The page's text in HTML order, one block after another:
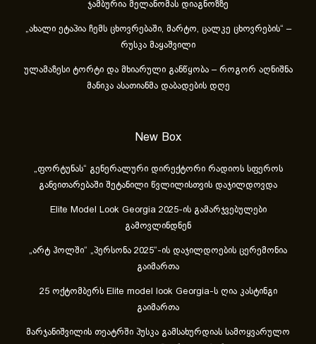
ჯამბურია მელანომას დიაგნოზზე
„ახა­ლი ეტა­პია ჩემს ცხოვ­რე­ბა­ში, მარ­ტო, ცალ­კე ცხოვ­რე­ბის“ –
რუსკა მაყაშვილი
ულამაზესი ტორტი და მხიარული განწყობა – როგორ აღნიშნა
მანიკა ასათიანმა დაბადების დღე
New Box
„ფორტუნას“ გენერალური დირექტორი რადიოს სფეროს
განვითარებაში შეტანილი წვლილისთვის დაჯილდოვდა
Elite Model Look Georgia 2025-ის გამარჯვებულები
გამოვლინდნენ
„არტ ჰოლში“ „პერსონა 2025“-ის დაჯილდოების ცერემონია
გაიმართა
25 ოქტომბერს Elite model look Georgia-ს ღია კასტინგი
გაიმართა
მარჯანიშვილის თეატრში პუსკა გამსახურდიას სამოყვარულო